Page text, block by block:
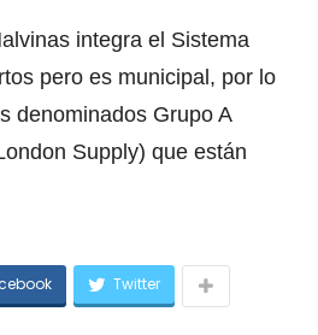
integra el Sistema
pero es municipal, por lo
denominados Grupo A
Supply) que están
Twitter